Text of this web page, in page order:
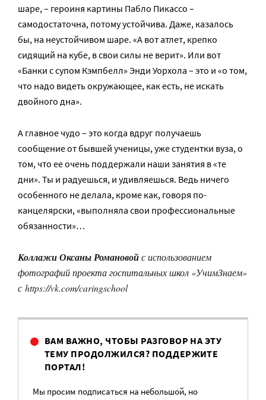
шаре, – героиня картины Пабло Пикассо –
самодостаточна, потому устойчива. Даже, казалось
бы, на неустойчивом шаре. «А вот атлет, крепко
сидящий на кубе, в свои силы не верит». Или вот
«Банки с супом Кэмпбелл» Энди Уорхола – это и «о том,
что надо видеть окружающее, как есть, не искать
двойного дна».
А главное чудо – это когда вдруг получаешь
сообщение от бывшей ученицы, уже студентки вуза, о
том, что ее очень поддержали наши занятия в «те
дни». Ты и радуешься, и удивляешься. Ведь ничего
особенного не делала, кроме как, говоря по-
канцелярски, «выполняла свои профессиональные
обязанности»…
Коллажи Оксаны Романовойс использованием
фотографий проекта госпитальных школ «УчимЗнаем»
с https://vk.com/caringschool
ВАМ ВАЖНО, ЧТОБЫ РАЗГОВОР НА ЭТУ
ТЕМУ ПРОДОЛЖИЛСЯ? ПОДДЕРЖИТЕ
ПОРТАЛ!
Мы просим подписаться на небольшой, но